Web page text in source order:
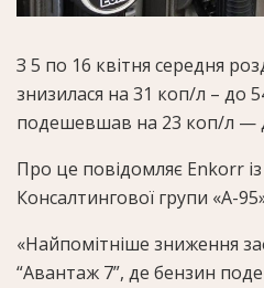
З 5 по 16 квітня середня
знизилася на 31 коп/л – до
подешевшав на 23 коп/л —
Про це повідомляє Enkorr
Консалтингової групи «А-
«Найпомітніше зниження
“Авантаж 7”, де бензин